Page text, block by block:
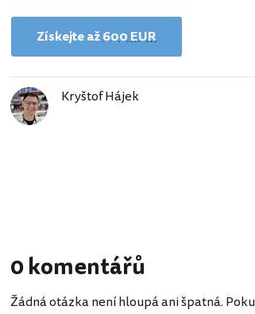
Získejte až600 EUR
Kryštof Hájek
0 komentářů
Žádná otázka není hloupá ani špatná.